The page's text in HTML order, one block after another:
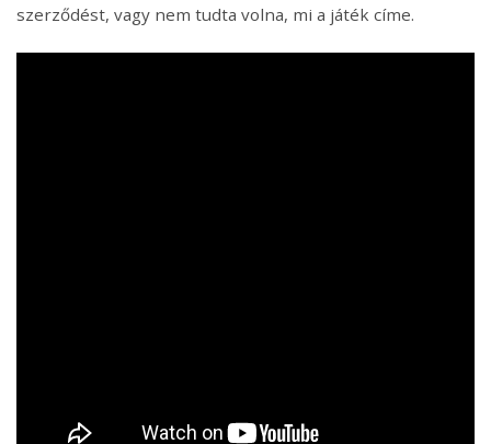
szerződést, vagy nem tudta volna, mi a játék címe.